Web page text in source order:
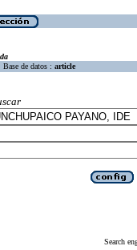
Base de datos : article
Search